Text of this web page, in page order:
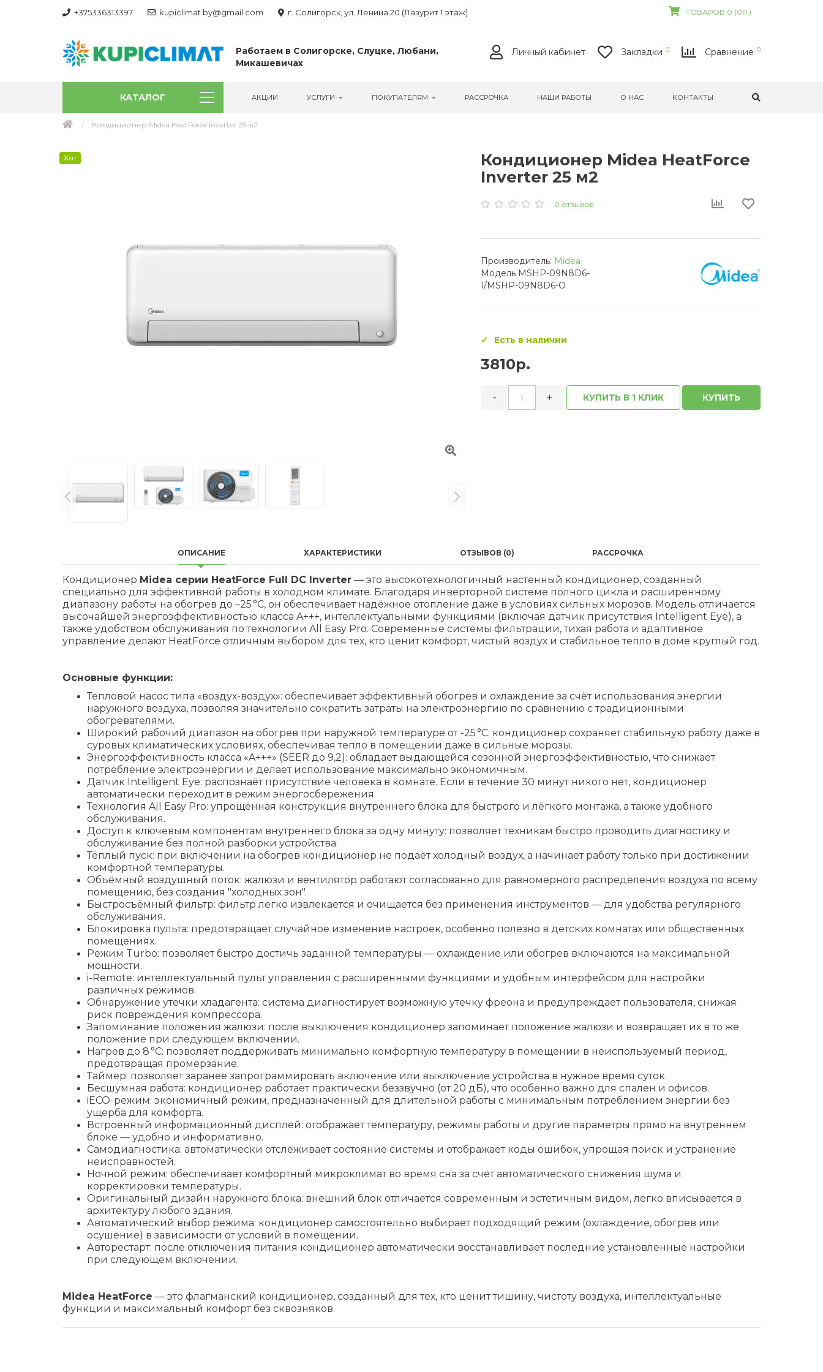
+375336313397 kupiclimat.by@gmail.com г. Солигорск, ул. Ленина 20 (Лазурит 1 этаж) ТОВАРОВ 0 (0Р.)
Работаем в Солигорске, Слуцке, Любани,
Микашевичах
Личный кабинет Закладки 0 Сравнение 0
КАТАЛОГ АКЦИИ УСЛУГИ ПОКУПАТЕЛЯМ РАССРОЧКА НАШИ РАБОТЫ О НАС КОНТАКТЫ
Кондиционер Midea HeatForce Inverter 25 м2
Хит
Кондиционер Midea HeatForce
Inverter 25 м2
0 отзывов
Производитель: Midea
Модель MSHP-09N8D6-
I/MSHP-09N8D6-O
Есть в наличии
3810р.
- + КУПИТЬ В 1 КЛИК КУПИТЬ
ОПИСАНИЕ ХАРАКТЕРИСТИКИ ОТЗЫВОВ (0) РАССРОЧКА
Кондиционер Midea серии HeatForce Full DC Inverter — это высокотехнологичный настенный кондиционер, созданный
специально для эффективной работы в холодном климате. Благодаря инверторной системе полного цикла и расширенному
диапазону работы на обогрев до –25 °C, он обеспечивает надёжное отопление даже в условиях сильных морозов. Модель отличается
высочайшей энергоэффективностью класса A+++, интеллектуальными функциями (включая датчик присутствия Intelligent Eye), а
также удобством обслуживания по технологии All Easy Pro. Современные системы фильтрации, тихая работа и адаптивное
управление делают HeatForce отличным выбором для тех, кто ценит комфорт, чистый воздух и стабильное тепло в доме круглый год.
Основные функции:
Тепловой насос типа «воздух-воздух»: обеспечивает эффективный обогрев и охлаждение за счёт использования энергии
наружного воздуха, позволяя значительно сократить затраты на электроэнергию по сравнению с традиционными
обогревателями.
Широкий рабочий диапазон на обогрев при наружной температуре от -25 °C: кондиционер сохраняет стабильную работу даже в
суровых климатических условиях, обеспечивая тепло в помещении даже в сильные морозы.
Энергоэффективность класса «A+++» (SEER до 9,2): обладает выдающейся сезонной энергоэффективностью, что снижает
потребление электроэнергии и делает использование максимально экономичным.
Датчик Intelligent Eye: распознаёт присутствие человека в комнате. Если в течение 30 минут никого нет, кондиционер
автоматически переходит в режим энергосбережения.
Технология All Easy Pro: упрощённая конструкция внутреннего блока для быстрого и лёгкого монтажа, а также удобного
обслуживания.
Доступ к ключевым компонентам внутреннего блока за одну минуту: позволяет техникам быстро проводить диагностику и
обслуживание без полной разборки устройства.
Тёплый пуск: при включении на обогрев кондиционер не подаёт холодный воздух, а начинает работу только при достижении
комфортной температуры.
Объёмный воздушный поток: жалюзи и вентилятор работают согласованно для равномерного распределения воздуха по всему
помещению, без создания "холодных зон".
Быстросъёмный фильтр: фильтр легко извлекается и очищается без применения инструментов — для удобства регулярного
обслуживания.
Блокировка пульта: предотвращает случайное изменение настроек, особенно полезно в детских комнатах или общественных
помещениях.
Режим Turbo: позволяет быстро достичь заданной температуры — охлаждение или обогрев включаются на максимальной
мощности.
i-Remote: интеллектуальный пульт управления с расширенными функциями и удобным интерфейсом для настройки
различных режимов.
Обнаружение утечки хладагента: система диагностирует возможную утечку фреона и предупреждает пользователя, снижая
риск повреждения компрессора.
Запоминание положения жалюзи: после выключения кондиционер запоминает положение жалюзи и возвращает их в то же
положение при следующем включении.
Нагрев до 8 °C: позволяет поддерживать минимально комфортную температуру в помещении в неиспользуемый период,
предотвращая промерзание.
Таймер: позволяет заранее запрограммировать включение или выключение устройства в нужное время суток.
Бесшумная работа: кондиционер работает практически беззвучно (от 20 дБ), что особенно важно для спален и офисов.
iECO-режим: экономичный режим, предназначенный для длительной работы с минимальным потреблением энергии без
ущерба для комфорта.
Встроенный информационный дисплей: отображает температуру, режимы работы и другие параметры прямо на внутреннем
блоке — удобно и информативно.
Самодиагностика: автоматически отслеживает состояние системы и отображает коды ошибок, упрощая поиск и устранение
неисправностей.
Ночной режим: обеспечивает комфортный микроклимат во время сна за счёт автоматического снижения шума и
корректировки температуры.
Оригинальный дизайн наружного блока: внешний блок отличается современным и эстетичным видом, легко вписывается в
архитектуру любого здания.
Автоматический выбор режима: кондиционер самостоятельно выбирает подходящий режим (охлаждение, обогрев или
осушение) в зависимости от условий в помещении.
Авторестарт: после отключения питания кондиционер автоматически восстанавливает последние установленные настройки
при следующем включении.
Midea HeatForce — это флагманский кондиционер, созданный для тех, кто ценит тишину, чистоту воздуха, интеллектуальные
функции и максимальный комфорт без сквозняков.